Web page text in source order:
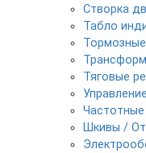
Створка
Табло
Тяговые
Частотные
Шкивы /